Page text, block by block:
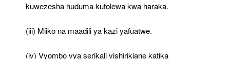
kuwezesha huduma kutolewa kwa haraka.
(iii) Miiko na maadili ya kazi yafuatwe.
(iv) Vyombo vya serikali vishirikiane katika